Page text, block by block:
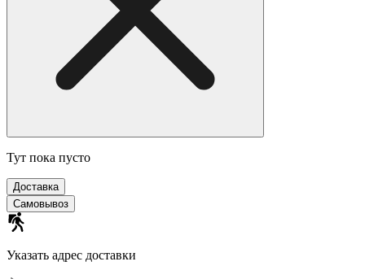
Тут пока пусто
Доставка
Самовывоз
Указать адрес доставки